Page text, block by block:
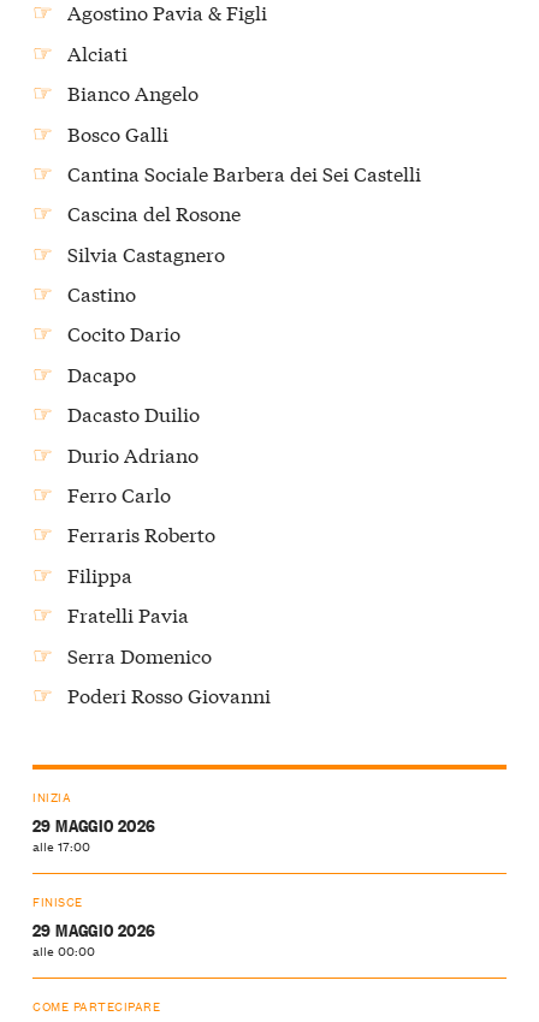
Agostino Pavia & Figli
Alciati
Bianco Angelo
Bosco Galli
Cantina Sociale Barbera dei Sei Castelli
Cascina del Rosone
Silvia Castagnero
Castino
Cocito Dario
Dacapo
Dacasto Duilio
Durio Adriano
Ferro Carlo
Ferraris Roberto
Filippa
Fratelli Pavia
Serra Domenico
Poderi Rosso Giovanni
INIZIA
29 MAGGIO 2026
alle 17:00
FINISCE
29 MAGGIO 2026
alle 00:00
COME PARTECIPARE